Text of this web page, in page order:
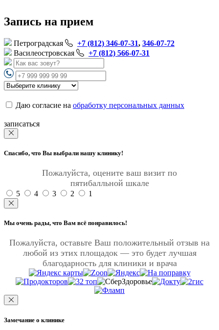
Запись на прием
Петроградская +7 (812) 346-07-31, 346-07-72
Василеостровская
+7 (812) 566-07-31
Даю согласие на обработку персональных данных
записаться
Спасибо, что Вы выбрали нашу клинику!
Пожалуйста, оцените ваш визит по
пятибалльной шкале
5 4 3 2 1
Мы очень рады, что Вам всё понравилось!
Пожалуйста, оставьте Ваш положительный отзыв на
любой из этих площадок — это будет лучшая
благодарность для клиники и врача
Замечание о клинике